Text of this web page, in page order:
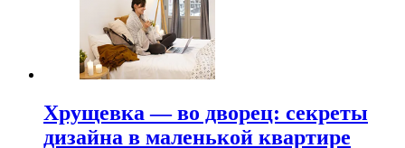
Хрущевка — во дворец: секреты
дизайна в маленькой квартире